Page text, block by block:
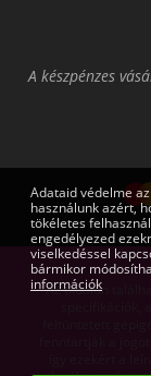
A készpénzes
Az oldalon
feltüntetett
fenntartják a
így ezekért a
Adataid védelme
használunk azért,
tökéletes
engedélyezed
viselkedéssel
bármikor
információk